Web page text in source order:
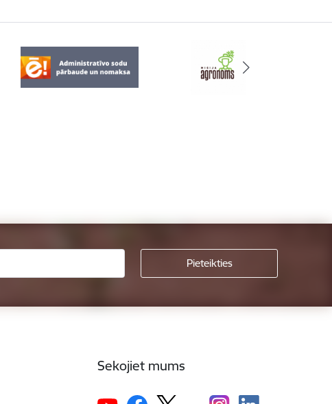
Sekojiet mums